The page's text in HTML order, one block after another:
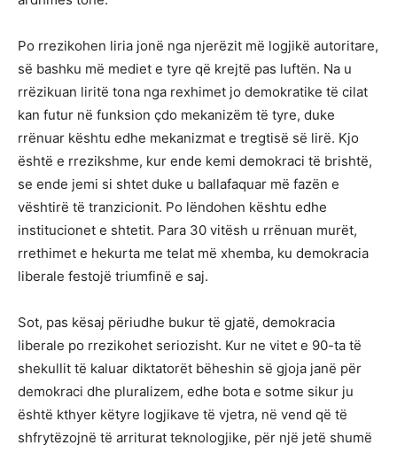
Po rrezikohen liria jonë nga njerëzit më logjikë autoritare,
së bashku më mediet e tyre që krejtë pas luftën. Na u
rrëzikuan liritë tona nga rexhimet jo demokratike të cilat
kan futur në funksion çdo mekanizëm të tyre, duke
rrënuar kështu edhe mekanizmat e tregtisë së lirë. Kjo
është e rrezikshme, kur ende kemi demokraci të brishtë,
se ende jemi si shtet duke u ballafaquar më fazën e
vështirë të tranzicionit. Po lëndohen kështu edhe
institucionet e shtetit. Para 30 vitësh u rrënuan murët,
rrethimet e hekurta me telat më xhemba, ku demokracia
liberale festojë triumfinë e saj.
Sot, pas kësaj përiudhe bukur të gjatë, demokracia
liberale po rrezikohet seriozisht. Kur ne vitet e 90-ta të
shekullit të kaluar diktatorët bëheshin së gjoja janë për
demokraci dhe pluralizem, edhe bota e sotme sikur ju
është kthyer këtyre logjikave të vjetra, në vend që të
shfrytëzojnë të arriturat teknologjike, për një jetë shumë